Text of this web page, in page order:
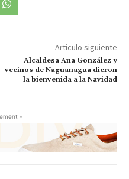
Artículo siguiente
Alcaldesa Ana González y
vecinos de Naguanagua dieron
la bienvenida a la Navidad
-